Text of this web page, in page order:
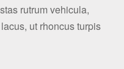
rutrum vehicula,
ut rhoncus turpis